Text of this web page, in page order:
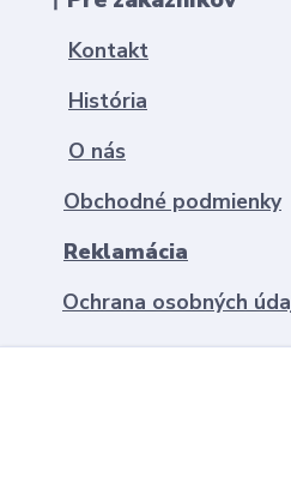
Kontakt
História
O nás
Obchodné podmienky
Reklamácia
Ochrana osobných